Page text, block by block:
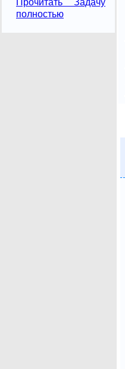
полностью